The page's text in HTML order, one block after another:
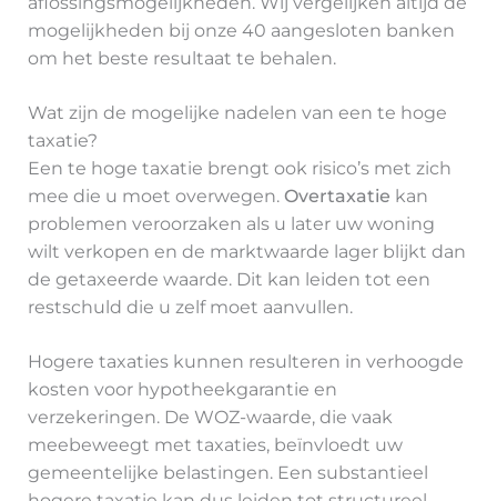
mogelijkheden bij onze 40 aangesloten banken
om het beste resultaat te behalen.
Wat zijn de mogelijke nadelen van een te hoge
taxatie?
Een te hoge taxatie brengt ook risico’s met zich
mee die u moet overwegen. Overtaxatie kan
problemen veroorzaken als u later uw woning
wilt verkopen en de marktwaarde lager blijkt dan
de getaxeerde waarde. Dit kan leiden tot een
restschuld die u zelf moet aanvullen.
Hogere taxaties kunnen resulteren in verhoogde
kosten voor hypotheekgarantie en
verzekeringen. De WOZ-waarde, die vaak
meebeweegt met taxaties, beïnvloedt uw
gemeentelijke belastingen. Een substantieel